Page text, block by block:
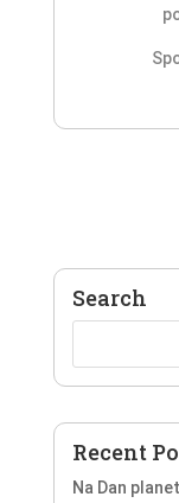
Search
Recent
Na Dan